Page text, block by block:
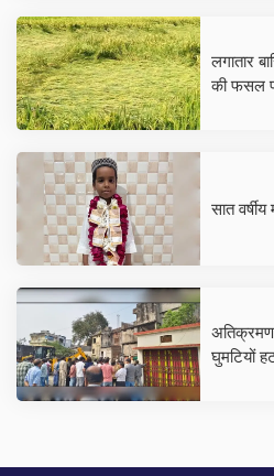
लगातार
की फसल
सात
अतिक्रमण
घुमटियों